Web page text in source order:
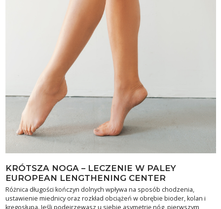
KRÓTSZA NOGA – LECZENIE W PALEY
EUROPEAN LENGTHENING CENTER
Różnica długości kończyn dolnych wpływa na sposób chodzenia,
ustawienie miednicy oraz rozkład obciążeń w obrębie bioder, kolan i
kręgosłupa. Jeśli podejrzewasz u siebie asymetrię nóg, pierwszym